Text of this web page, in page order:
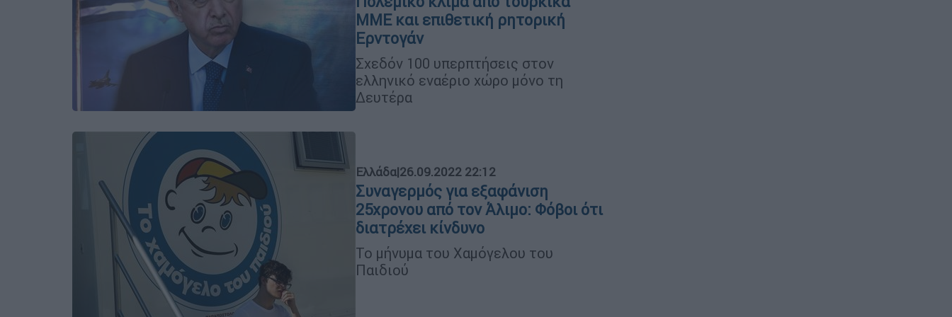
ΜΜΕ και επιθετική ρητορική
Ερντογάν
Σχεδόν 100 υπερπτήσεις στον
ελληνικό εναέριο χώρο μόνο τη
Δευτέρα
Ελλάδα|26.09.2022 22:12
Συναγερμός για εξαφάνιση
25χρονου από τον Άλιμο: Φόβοι ότι
διατρέχει κίνδυνο
Το μήνυμα του Χαμόγελου του
Παιδιού